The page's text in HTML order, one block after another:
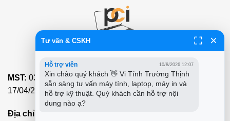
CÔNG TY TNHH GIẢI PHÁP TIN HỌC PCI
MST: 0313214056 - Ngày Cấp Phép & Hoạt Động:
17/04/2015
Địa chỉ:
Tư vấn & CSKH
Hỗ trợ viên 10/8/2026 12:07
Xin chào quý khách 👋 Vi Tính Trường Thịnh
sẵn sàng tư vấn máy tính, laptop, máy in và
hỗ trợ kỹ thuật. Quý khách cần hỗ trợ nội
dung nào ạ?